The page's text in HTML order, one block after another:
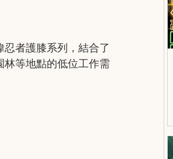
者護膝系列，結合了
林等地點的低位工作需